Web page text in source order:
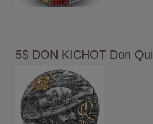
5$ DON KICHOT Don